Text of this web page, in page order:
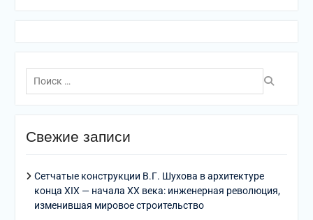
Поиск
по:
Свежие записи
Сетчатые конструкции В.Г. Шухова в архитектуре
конца XIX — начала XX века: инженерная революция,
изменившая мировое строительство